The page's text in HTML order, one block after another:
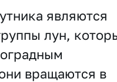
являются
лун,
вращаются в